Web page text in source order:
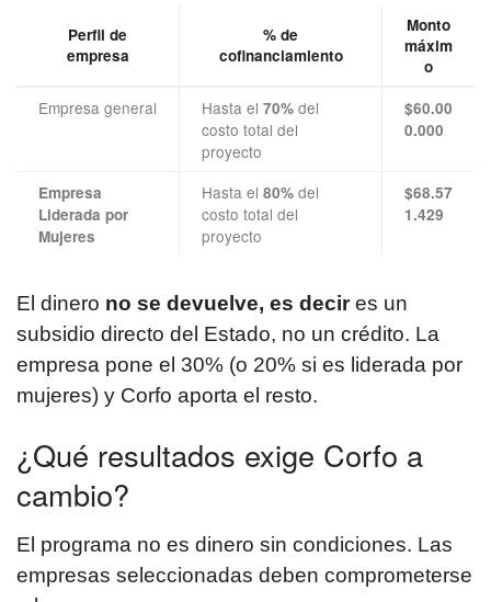
Perfil de
empresa
% de
cofinanciamiento
Monto
máxim
o
Empresa general Hasta el 70% del
costo total del
proyecto
$60.00
0.000
Empresa
Liderada por
Mujeres
Hasta el 80% del
costo total del
proyecto
$68.57
1.429
El dinero no se devuelve, es decires un
subsidio directo del Estado, no un crédito. La
empresa pone el 30% (o 20% si es liderada por
mujeres) y Corfo aporta el resto.
¿Qué resultados exige Corfo a
cambio?
El programa no es dinero sin condiciones. Las
empresas seleccionadas deben comprometerse